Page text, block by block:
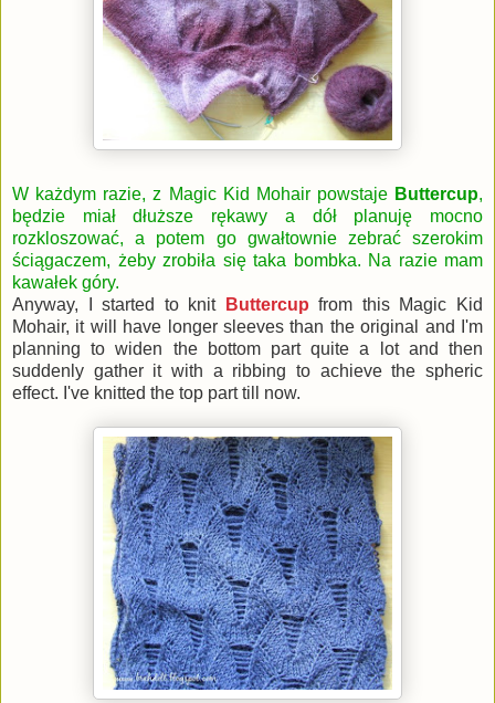
W każdym razie, z Magic Kid Mohair powstaje Buttercup,
będzie miał dłuższe rękawy a dół planuję mocno
rozkloszować, a potem go gwałtownie zebrać szerokim
ściągaczem, żeby zrobiła się taka bombka. Na razie mam
kawałek góry.
Anyway, I started to knit
Buttercup from this Magic Kid
Mohair, it will have longer sleeves than the original and I'm
planning to widen the bottom part quite a lot and then
suddenly gather it with a ribbing to achieve the spheric
effect. I've knitted the top part till now.